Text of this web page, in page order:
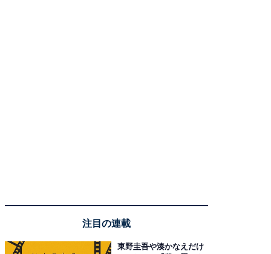
注目の連載
東野圭吾や湊かなえだけ